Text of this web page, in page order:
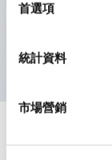
首選項
統計資料
市場營銷
手柄可從6種中
文件和檔案